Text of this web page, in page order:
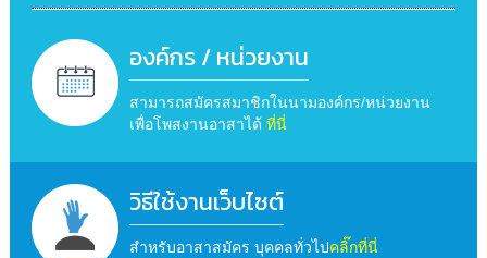
องค์กร / หน่วยงาน
สามารถสมัครสมาชิกในนามองค์กร/หน่วยงาน
เพื่อโพสงานอาสาได้ ที่นี่
วิธีใช้งานเว็บไซต์
สำหรับอาสาสมัคร บุคคลทั่วไปคลิ๊กที่นี่